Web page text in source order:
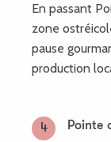
En passant
zone
pause
production
4 Pointe